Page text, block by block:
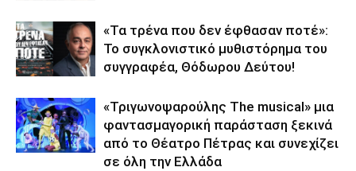
«Τα τρένα που δεν έφθασαν ποτέ»:
Το συγκλονιστικό μυθιστόρημα του
συγγραφέα, Θόδωρου Δεύτου!
«Τριγωνοψαρούλης The musical» μια
φαντασμαγορική παράσταση ξεκινά
από το Θέατρο Πέτρας και συνεχίζει
σε όλη την Ελλάδα